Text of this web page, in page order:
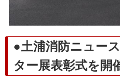
●土浦消防ニュー
ター展表彰式を開